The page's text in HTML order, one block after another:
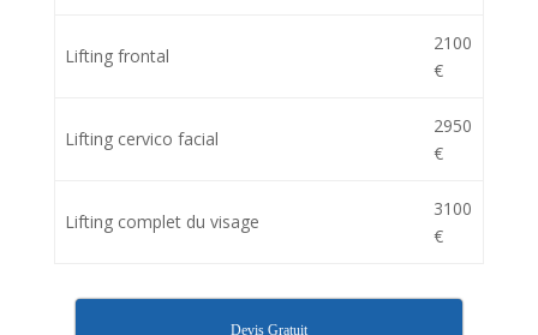
Lifting frontal
2100
€
Lifting cervico facial
2950
€
Lifting complet du visage
3100
€
Devis Gratuit